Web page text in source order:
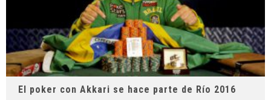
El poker con Akkari se hace parte de Río 2016